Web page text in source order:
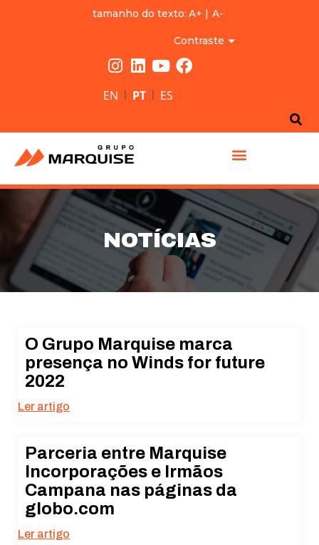
tamanho do texto: A+ | A-
Contraste
EN | PT | ES
NOTÍCIAS
O Grupo Marquise marca
presença no Winds for future
2022
Ler artigo
Parceria entre Marquise
Incorporações e Irmãos
Campana nas páginas da
globo.com
Ler artigo